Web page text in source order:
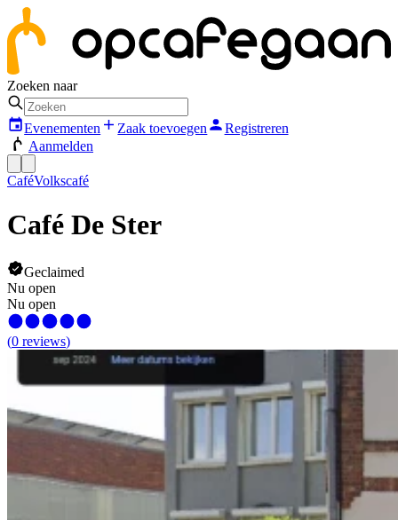
Zoeken naar
Evenementen Zaak toevoegen
Registreren
Aanmelden
CaféVolkscafé
Café De Ster
Geclaimed
Nu open
Nu open
(0 reviews)